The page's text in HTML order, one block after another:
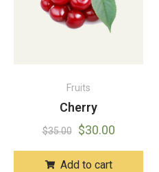
Fruits
Cherry
$35.00 $30.00
Add to cart